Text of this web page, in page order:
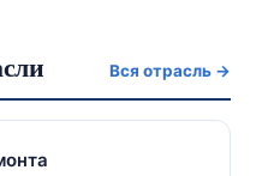
Вся отрасль →